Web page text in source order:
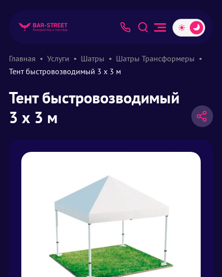
Главная Услуги Шатры
Шатры Трансформеры
Тент быстровозводимый 3 х 3 м
Тент быстровозводимый
3 х 3 м